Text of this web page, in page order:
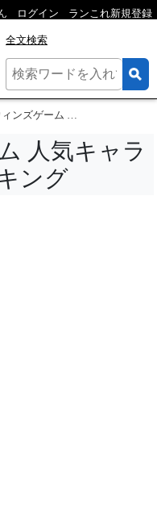
ログイン ランこれ新規登録
全文検索
ーム 人気キャラクター投票
人気キャラ
ング